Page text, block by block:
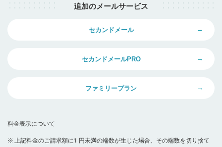
追加のメールサービス
セカンドメール
セカンドメールPRO
ファミリープラン
料金表示について
※上記料金のご請求額に1 円未満の端数が生じた場合、その端数を切り捨て